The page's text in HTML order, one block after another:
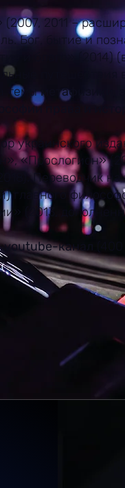
2011 –
Бог, бытие и
и благо» (2014)
путешествия
темыметафизики,
права и
украинского
«Прослогион»
Переводчик
главного
(2013,
youtube-канал